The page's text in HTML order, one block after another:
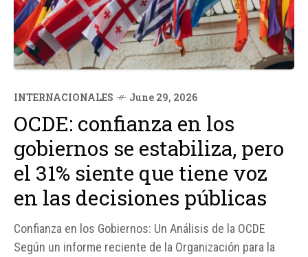
INTERNACIONALES June 29, 2026
OCDE: confianza en los
gobiernos se estabiliza, pero
el 31% siente que tiene voz
en las decisiones públicas
Confianza en los Gobiernos: Un Análisis de la OCDE
Según un informe reciente de la Organización para la